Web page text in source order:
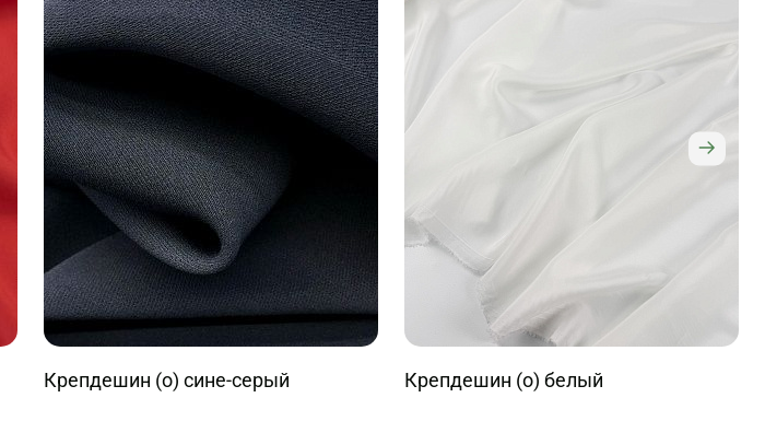
Крепдешин (о) сине-серый Крепдешин (о) белый